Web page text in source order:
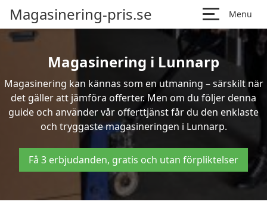
Magasinering-pris.se Menu
Magasinering i Lunnarp
Magasinering kan kännas som en utmaning – särskilt när
det gäller att jämföra offerter. Men om du följer denna
guide och använder vår offerttjänst får du den enklaste
och tryggaste magasineringen i Lunnarp.
Få 3 erbjudanden, gratis och utan förpliktelser